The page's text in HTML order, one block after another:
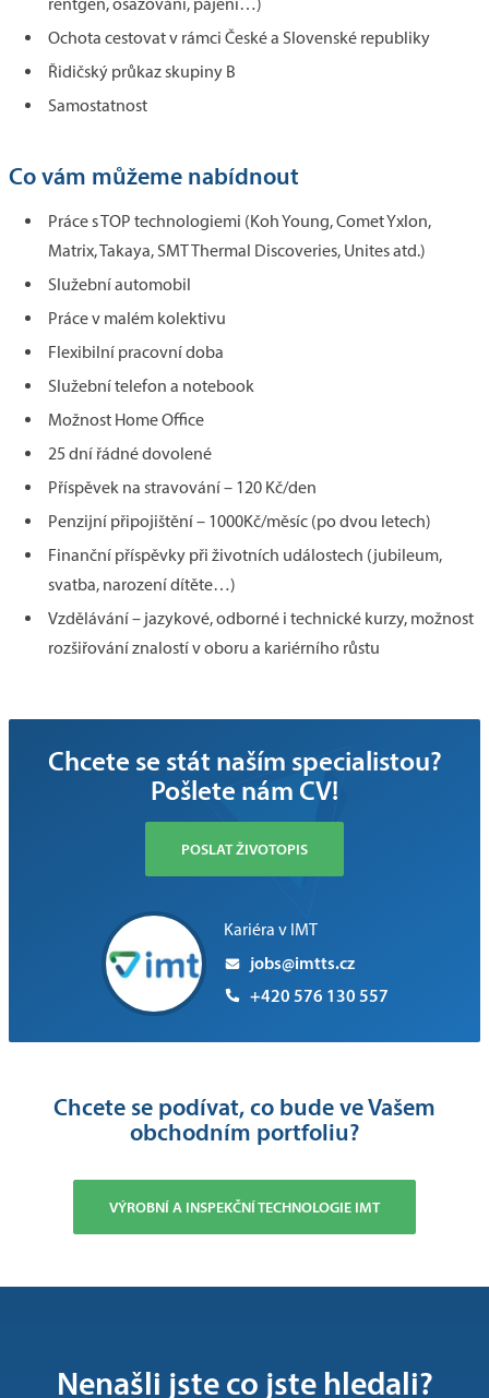
Ochota cestovat v rámci České a Slovenské republiky
Řidičský průkaz skupiny B
Samostatnost
Co vám můžeme nabídnout
Práce s TOP technologiemi (Koh Young, Comet Yxlon,
Matrix, Takaya, SMT Thermal Discoveries, Unites atd.)
Služební automobil
Práce v malém kolektivu
Flexibilní pracovní doba
Služební telefon a notebook
Možnost Home Office
25 dní řádné dovolené
Příspěvek na stravování – 120 Kč/den
Penzijní připojištění – 1000Kč/měsíc (po dvou letech)
Finanční příspěvky při životních událostech (jubileum,
svatba, narození dítěte…)
Vzdělávání – jazykové, odborné i technické kurzy, možnost
rozšiřování znalostí v oboru a kariérního růstu
Chcete se stát naším specialistou?
Pošlete nám CV!
POSLAT ŽIVOTOPIS
Kariéra v IMT
jobs@imtts.cz
+420 576 130 557
Chcete se podívat, co bude ve Vašem
obchodním portfoliu?
VÝROBNÍ A INSPEKČNÍ TECHNOLOGIE IMT
Nenašli jste co jste hledali?